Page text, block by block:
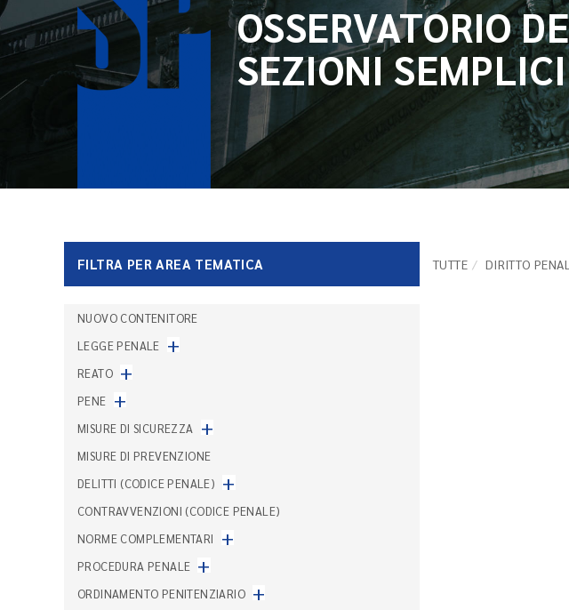
OSSERVATORIO
SEZIONI
FILTRA PER AREA TEMATICA TUTTE DIRITTO
NUOVO CONTENITORE
LEGGE PENALE +
REATO +
PENE +
MISURE DI SICUREZZA +
MISURE DI PREVENZIONE
DELITTI (CODICE PENALE) +
CONTRAVVENZIONI (CODICE PENALE)
NORME COMPLEMENTARI
+
PROCEDURA PENALE +
ORDINAMENTO PENITENZIARIO +